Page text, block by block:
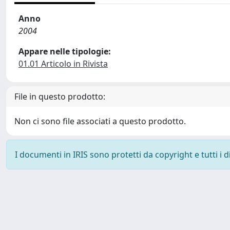
Anno
2004
Appare nelle tipologie:
01.01 Articolo in Rivista
File in questo prodotto:
Non ci sono file associati a questo prodotto.
I documenti in IRIS sono protetti da copyright e tutti i